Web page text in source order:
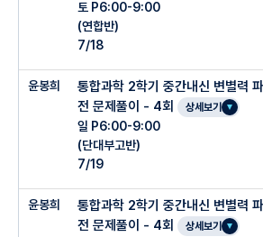
토 P6:00-9:00
(연합반)
7/18
윤봉희
통합과학 2학기 중간내신 변별력
전 문제풀이 - 4회
상세보기
일 P6:00-9:00
(단대부고반)
7/19
윤봉희
통합과학 2학기 중간내신 변별력
전 문제풀이 - 4회
상세보기